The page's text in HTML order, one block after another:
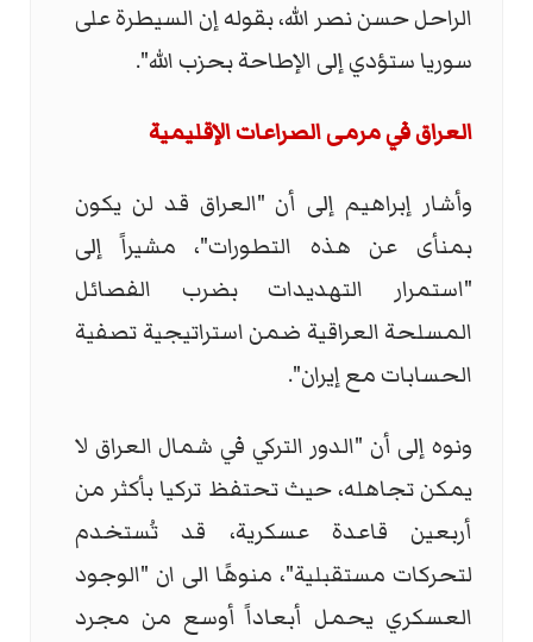
الراحل حسن نصر الله، بقوله إن السيطرة على
سوريا ستؤدي إلى الإطاحة بحزب الله".
العراق في مرمى الصراعات الإقليمية
وأشار إبراهيم إلى أن "العراق قد لن يكون
بمنأى عن هذه التطورات"، مشيراً إلى
"استمرار التهديدات بضرب الفصائل
المسلحة العراقية ضمن استراتيجية تصفية
الحسابات مع إيران".
ونوه إلى أن "الدور التركي في شمال العراق لا
يمكن تجاهله، حيث تحتفظ تركيا بأكثر من
أربعين قاعدة عسكرية، قد تُستخدم
لتحركات مستقبلية"، منوهًا الى ان "الوجود
العسكري يحمل أبعاداً أوسع من مجرد